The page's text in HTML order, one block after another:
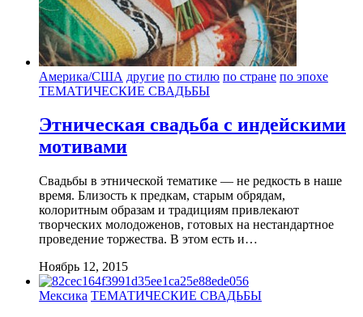
Америка/США другие по стилю по стране по эпохе
ТЕМАТИЧЕСКИЕ СВАДЬБЫ
Этническая свадьба с индейскими
мотивами
Свадьбы в этнической тематике — не редкость в наше
время. Близость к предкам, старым обрядам,
колоритным образам и традициям привлекают
творческих молодоженов, готовых на нестандартное
проведение торжества. В этом есть и…
Ноябрь 12, 2015
Мексика ТЕМАТИЧЕСКИЕ СВАДЬБЫ